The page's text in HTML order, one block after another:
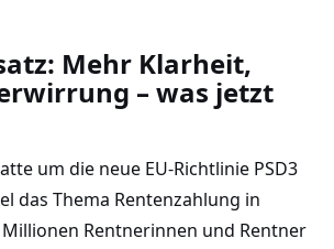
Mehr Klarheit,
– was jetzt
um die neue EU-Richtlinie PSD3
das Thema Rentenzahlung in
Rentnerinnen und Rentner